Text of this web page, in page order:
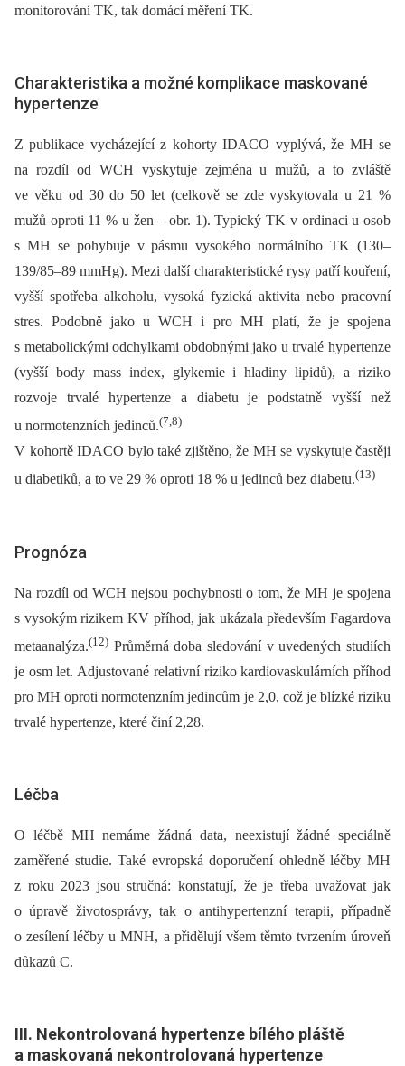
monitorování TK, tak domácí měření TK.
Charakteristika a možné komplikace maskované
hypertenze
Z publikace vycházející z kohorty IDACO vyplývá, že MH se
na rozdíl od WCH vyskytuje zejména u mužů, a to zvláště
ve věku od 30 do 50 let (celkově se zde vyskytovala u 21 %
mužů oproti 11 % u žen –⁠ obr. 1). Typický TK v ordinaci u osob
s MH se pohybuje v pásmu vysokého normálního TK (130–
139/85–89 mmHg). Mezi další charakteristické rysy patří kouření,
vyšší spotřeba alkoholu, vysoká fyzická aktivita nebo pracovní
stres. Podobně jako u WCH i pro MH platí, že je spojena
s metabolickými odchylkami obdobnými jako u trvalé hypertenze
(vyšší body mass index, glykemie i hladiny lipidů), a riziko
rozvoje trvalé hypertenze a diabetu je podstatně vyšší než
u normotenzních jedinců.(7,8)
V kohortě IDACO bylo také zjištěno, že MH se vyskytuje častěji
u diabetiků, a to ve 29 % oproti 18 % u jedinců bez diabetu.(13)
Prognóza
Na rozdíl od WCH nejsou pochybnosti o tom, že MH je spojena
s vysokým rizikem KV příhod, jak ukázala především Fagardova
metaanalýza.(12) Průměrná doba sledování v uvedených studiích
je osm let. Adjustované relativní riziko kardiovaskulárních příhod
pro MH oproti normotenzním jedincům je 2,0, což je blízké riziku
trvalé hypertenze, které činí 2,28.
Léčba
O léčbě MH nemáme žádná data, neexistují žádné speciálně
zaměřené studie. Také evropská doporučení ohledně léčby MH
z roku 2023 jsou stručná: konstatují, že je třeba uvažovat jak
o úpravě životosprávy, tak o antihypertenzní terapii, případně
o zesílení léčby u MNH, a přidělují všem těmto tvrzením úroveň
důkazů C.
III. Nekontrolovaná hypertenze bílého pláště
a maskovaná nekontrolovaná hypertenze